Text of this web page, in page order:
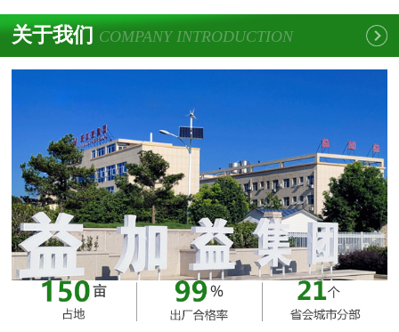
关于我们 COMPANY INTRODUCTION